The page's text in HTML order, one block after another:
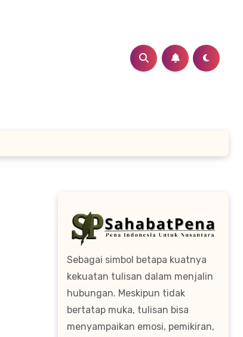
Sebagai simbol betapa kuatnya
kekuatan tulisan dalam menjalin
hubungan. Meskipun tidak
bertatap muka, tulisan bisa
menyampaikan emosi, pemikiran,